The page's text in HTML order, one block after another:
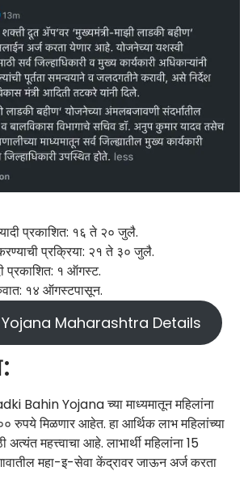
प्रकाशित: १६ ते २० जुलै.
प्रक्रिया: २१ ते ३० जुलै.
प्रकाशित: १ ऑगस्ट.
१४ ऑगस्टपासून.
Yojana Maharashtra Details
Bahin Yojana च्या माध्यमातून महिलांना
रुपये मिळणार आहेत. हा आर्थिक लाभ महिलांच्या
महत्त्वाचा आहे. लाभार्थी महिलांना 15
महा-इ-सेवा केंद्रावर जाऊन अर्ज करता